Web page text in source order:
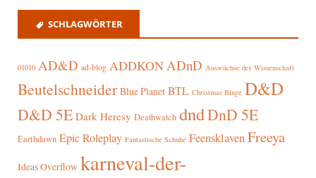
SCHLAGWÖRTER
01010 AD&D ad-blog ADDKONADnD Auswüchse der Wissenschaft
Beutelschneider Blue Planet BTL Christmas Binge D&D
D&D 5E Dark Heresy Deathwatch dndDnD 5E
Earthdawn Epic Roleplay Fantastische Schuhe FeensklavenFreeya
Ideas Overflow karneval-der-